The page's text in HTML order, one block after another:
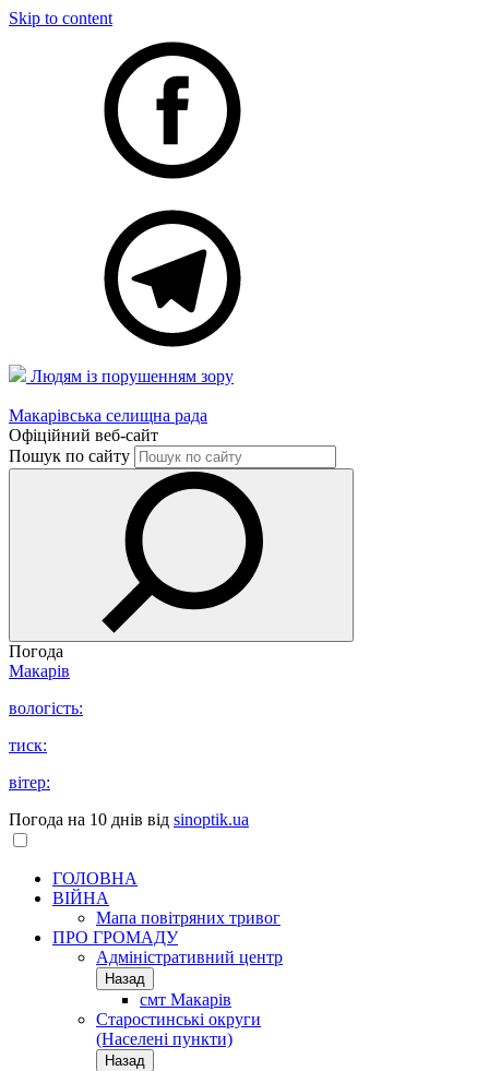
Skip to content
Людям із порушенням зору
Макарівська селищна рада
Офіційний веб-сайт
Пошук по сайту
Погода
Макарів
вологість:
тиск:
вітер:
Погода на 10 днів від sinoptik.ua
ГОЛОВНА
ВІЙНА
Мапа повітряних тривог
ПРО ГРОМАДУ
Aдміністративний центр
Назад
смт Макарів
Старостинські округи
(Населені пункти)
Назад